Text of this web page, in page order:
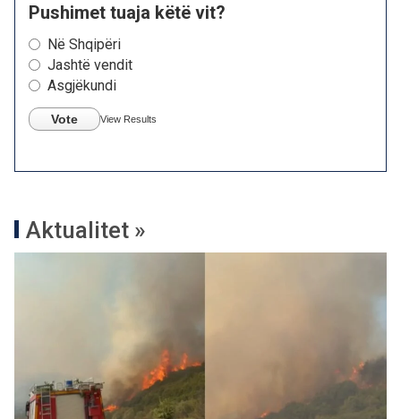
Pushimet tuaja këtë vit?
Në Shqipëri
Jashtë vendit
Asgjëkundi
Vote View Results
Aktualitet »